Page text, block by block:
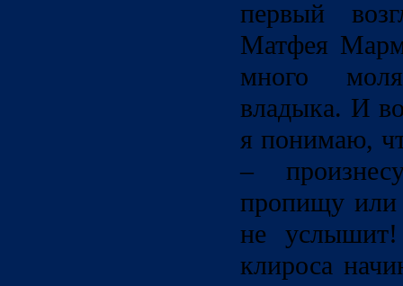
первый
Матфея
много
владыка. И
я понимаю,
–
пропищу или
не
клироса